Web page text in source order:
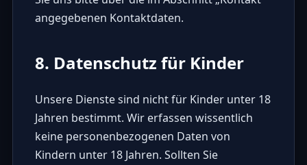
angegebenen Kontaktdaten.
8. Datenschutz für Kinder
Unsere Dienste sind nicht für Kinder unter 18
Jahren bestimmt. Wir erfassen wissentlich
keine personenbezogenen Daten von
Kindern unter 18 Jahren. Sollten Sie